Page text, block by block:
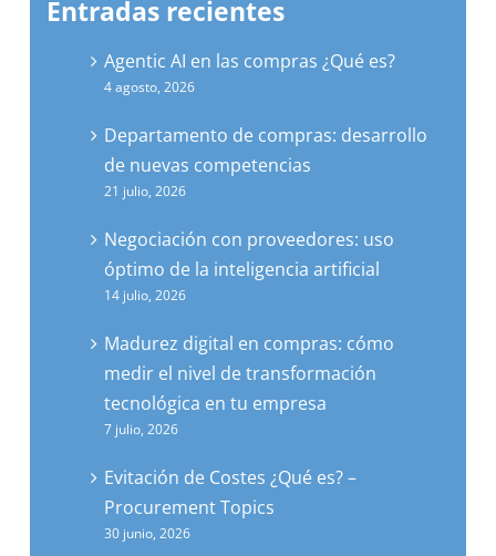
Agentic AI en las compras ¿Qué es?
Departamento de compras: desarrollo
de nuevas competencias
21 julio, 2026
Negociación con proveedores: uso
óptimo de la inteligencia artificial
14 julio, 2026
Madurez digital en compras: cómo
medir el nivel de transformación
tecnológica en tu empresa
Evitación de Costes ¿Qué es? –
Procurement Topics